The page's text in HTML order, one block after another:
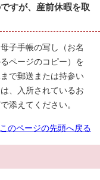
すが、産前休暇を取
子手帳の写し（お名
ページのコピー）を
で郵送または持参い
、入所されているお
添えてください。
このページの先頭へ戻る